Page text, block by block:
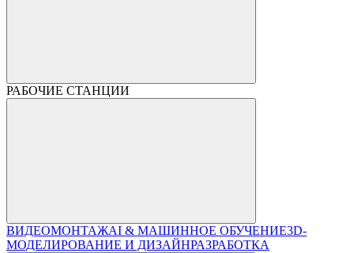
РАБОЧИЕ СТАНЦИИ
ВИДЕОМОНТАЖAI & МАШИННОЕ ОБУЧЕНИЕ3D-
МОДЕЛИРОВАНИЕ И ДИЗАЙНРАЗРАБОТКА